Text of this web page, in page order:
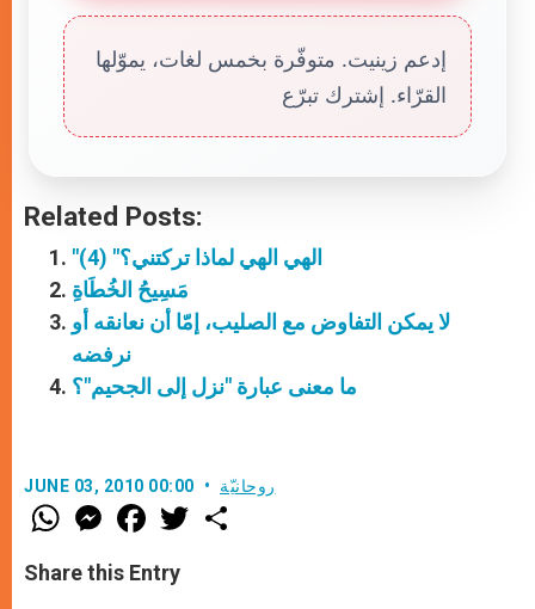
إدعم زينيت. متوفّرة بخمس لغات، يموّلها
القرّاء. إشترك تبرّع
Related Posts:
"الهي الهي لماذا تركتني؟" (4)
مَسِيحُ الخُطَاةِ
لا يمكن التفاوض مع الصليب، إمّا أن نعانقه أو
نرفضه
ما معنى عبارة "نزل إلى الجحيم"؟
JUNE 03, 2010 00:00 روحانيّة
W
h
t
s
M
e
s
e
F
a
e
b
w
Share this Entry